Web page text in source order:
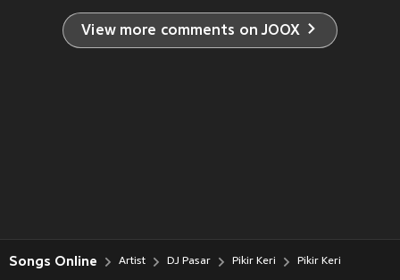
View more comments on JOOX
Songs Online Artist DJ Pasar Pikir Keri Pikir Keri